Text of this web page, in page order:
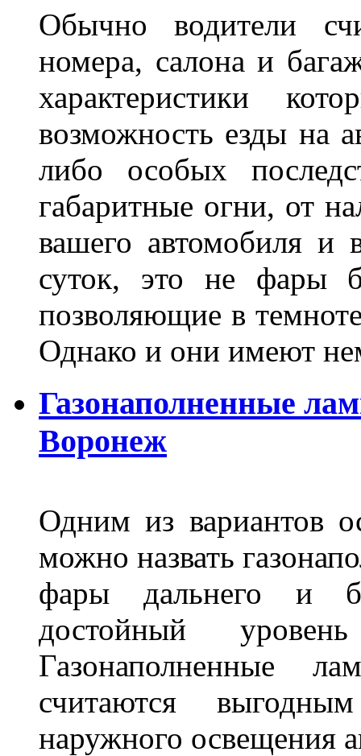
Обычно водители
номера, салона и
характеристики
возможность езды на
либо особых
габаритные огни, от
вашего автомобиля и
суток, это не фары
позволяющие в
Однако и они имеют
Газонаполненные
Воронеж
Одним из вариантов
можно назвать
фары дальнего и
достойный
Газонаполненные
считаются
наружного освещения